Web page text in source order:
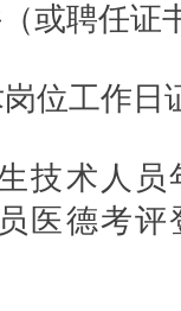
或聘任证
位工作日
技术人
医德考